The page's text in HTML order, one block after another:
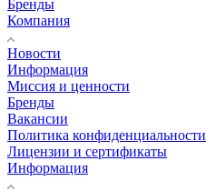
Бренды
Компания
Новости
Информация
Миссия и ценности
Бренды
Вакансии
Политика конфиденциальности
Лицензии и сертификаты
Информация